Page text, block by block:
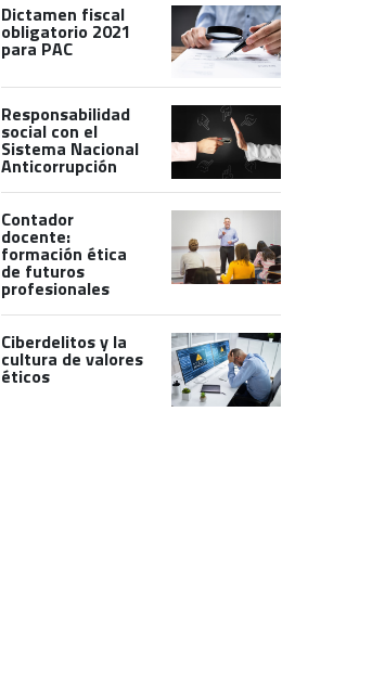
Dictamen fiscal
obligatorio 2021
para PAC
Responsabilidad
social con el
Sistema Nacional
Anticorrupción
Contador
docente:
formación ética
de futuros
profesionales
Ciberdelitos y la
cultura de valores
éticos